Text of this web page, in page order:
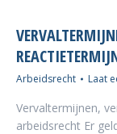
Arbeidsrecht Laat
Vervaltermijnen,
arbeidsrecht Er